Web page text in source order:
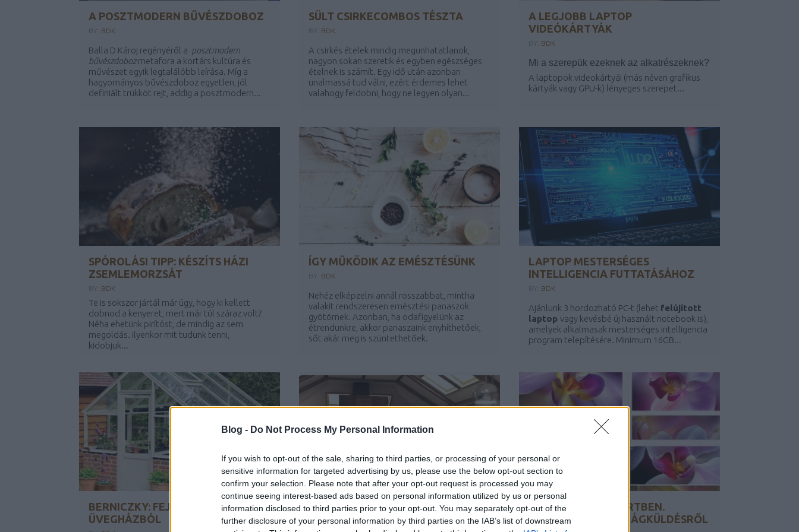
Blog - Do Not Process My Personal Information
If you wish to opt-out of the sale, sharing to third parties, or processing of your personal or
sensitive information for targeted advertising by us, please use the below opt-out section to
confirm your selection. Please note that after your opt-out request is processed you may
continue seeing interest-based ads based on personal information utilized by us or personal
information disclosed to third parties prior to your opt-out. You may separately opt-out of the
further disclosure of your personal information by third parties on the IAB’s list of downstream
A POSZTMODERN BŰVÉSZDOBOZ
BDK
Balla D Károj regényéről a posztmodern
bűvészdobozmetafora a kortárs kultúra és
művészet egyik legtalálóbb leírása. Míg a
hagyományos bűvészdoboz egyetlen, jól
definiált trükköt rejt, addig a posztmodern...
SÜLT CSIRKECOMBOS TÉSZTA
BDK
A csirkés ételek mindig megunhatatlanok,
nagyon sokan szeretik és egyben egészséges
ételnek is számít. Egy idő után azonban
unalmassá tud válni, ezért érdemes lehet
valahogy feldobni, hogy ne legyen olyan...
A LEGJOBB LAPTOP
VIDEÓKÁRTYÁK
BDK
Mi a szerepük ezeknek az alkatrészeknek?
A laptopok videokártyái (más néven grafikus
kártyák vagy GPU-k) lényeges szerepet...
SPÓROLÁSI TIPP: KÉSZÍTS HÁZI
ZSEMLEMORZSÁT
BDK
Te is sokszor jártál már úgy, hogy ki kellett
dobnod a kenyeret, mert már túl száraz volt?
Néha ehetünk pirítóst, de mindig az sem
megoldás. Ilyenkor mit tudunk tenni,
kidobjuk...
ÍGY MŰKÖDIK AZ EMÉSZTÉSÜNK
BDK
Nehéz elképzelni annál rosszabbat, mintha
valakit rendszeresen emésztési panaszok
gyötörnek. Azonban, ha odafigyelünk az
étrendünkre, akkor panaszaink enyhíthetőek,
sőt akár meg is szüntethetőek.
LAPTOP MESTERSÉGES
INTELLIGENCIA FUTTATÁSÁHOZ
BDK
Ajánlunk 3 hordozható PC-t (lehet felújított
laptopvagy kevésbé új használt notebook is),
amelyek alkalmasak mesterséges intelligencia
program telepítésére. Minimum 16GB...
BERNICZKY: FEJEZETEK AZ
ÜVEGHÁZBÓL
MANZÁRD TETŐ - INFRA FŰTÉS
BY:BDK
VIRÁGOK A TÉLIKERTBEN.
TÖRTÉNET EGY VIRÁGKÜLDÉSRŐL